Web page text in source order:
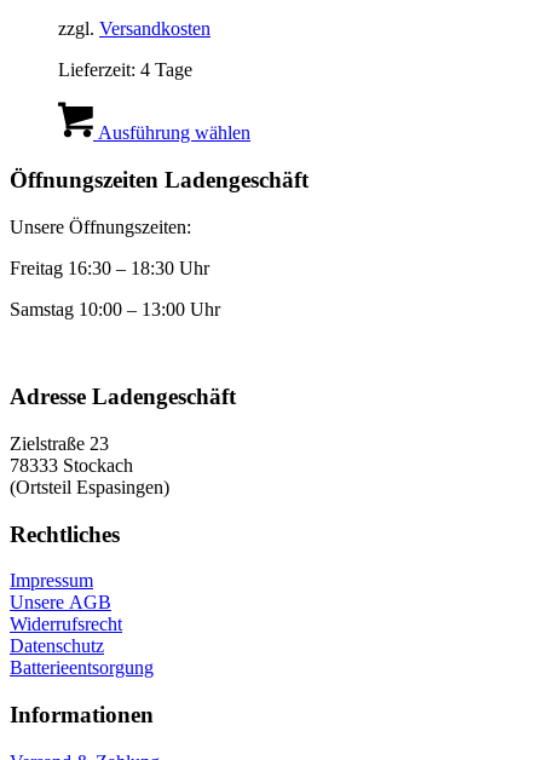
zzgl. Versandkosten
Lieferzeit: 4 Tage
Ausführung wählen
mehrere
Öffnungszeiten Ladengeschäft
Unsere Öffnungszeiten:
Freitag 16:30 – 18:30 Uhr
Samstag 10:00 – 13:00 Uhr
Adresse Ladengeschäft
Zielstraße 23
78333 Stockach
(Ortsteil Espasingen)
Rechtliches
Impressum
Unsere AGB
Widerrufsrecht
Datenschutz
Batterieentsorgung
Informationen